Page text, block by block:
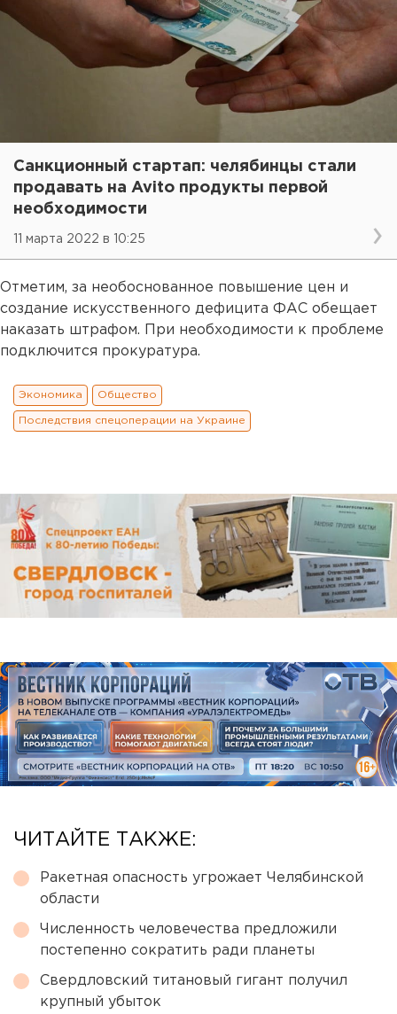
Санкционный стартап: челябинцы стали
продавать на Avito продукты первой
необходимости
11 марта 2022 в 10:25
Отметим, за необоснованное повышение цен и
создание искусственного дефицита ФАС обещает
наказать штрафом. При необходимости к проблеме
подключится прокуратура.
Экономика Общество
Последствия спецоперации на Украине
ЧИТАЙТЕ ТАКЖЕ:
Ракетная опасность угрожает Челябинской
области
Численность человечества предложили
постепенно сократить ради планеты
Свердловский титановый гигант получил
крупный убыток